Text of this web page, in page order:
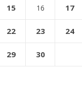
15 16 17
22 23 24
29 30